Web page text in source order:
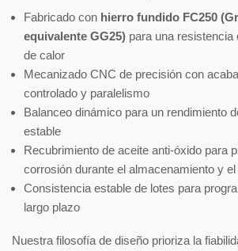
Fabricado con hierro fundido FC250
equivalente GG25) para una
de calor
Mecanizado CNC de precisión con
controlado y paralelismo
Balanceo dinámico para un rendimiento
estable
Recubrimiento de aceite anti-óxido para
corrosión durante el almacenamiento y
Consistencia estable de lotes para
largo plazo
Nuestra filosofía de diseño prioriza la